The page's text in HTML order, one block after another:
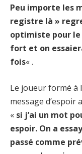
Peu importe les
registre là »
optimiste pour
fort et on
fois« .
Le joueur formé à
message
« si j’ai un mot
espoir. On a
passé comme